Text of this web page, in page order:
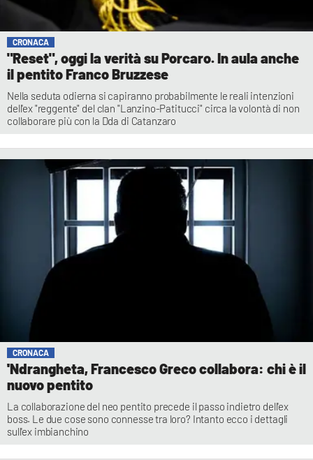
CRONACA
"Reset", oggi la verità su Porcaro. In aula anche
il pentito Franco Bruzzese
Nella seduta odierna si capiranno probabilmente le reali intenzioni
dell'ex "reggente" del clan "Lanzino-Patitucci" circa la volontà di non
collaborare più con la Dda di Catanzaro
CRONACA
'Ndrangheta, Francesco Greco collabora: chi è il
nuovo pentito
La collaborazione del neo pentito precede il passo indietro dell'ex
boss. Le due cose sono connesse tra loro? Intanto ecco i dettagli
sull'ex imbianchino